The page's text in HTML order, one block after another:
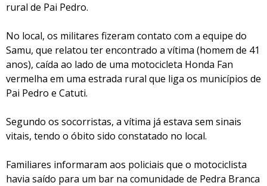
rural de Pai Pedro.
No local, os militares fizeram contato com a equipe do
Samu, que relatou ter encontrado a vítima (homem de 41
anos), caída ao lado de uma motocicleta Honda Fan
vermelha em uma estrada rural que liga os municípios de
Pai Pedro e Catuti.
Segundo os socorristas, a vítima já estava sem sinais
vitais, tendo o óbito sido constatado no local.
Familiares informaram aos policiais que o motociclista
havia saído para um bar na comunidade de Pedra Branca